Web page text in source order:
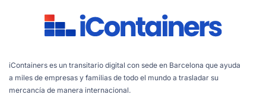
iContainers es un transitario digital con sede en Barcelona que ayuda
a miles de empresas y familias de todo el mundo a trasladar su
mercancía de manera internacional.